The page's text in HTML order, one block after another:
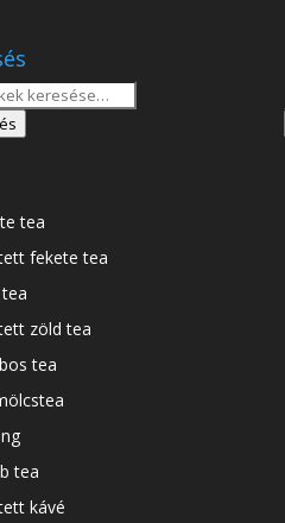
tea
fekete tea
zöld tea
tea
tea
kávé